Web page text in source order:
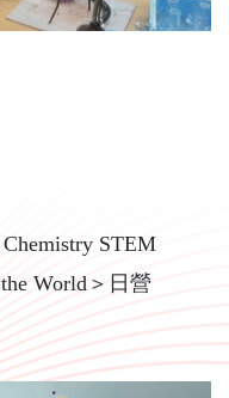
STEM
World＞日營